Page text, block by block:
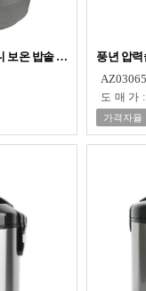
보온 밥솥 소형 전기 밥통 2
풍년 압
도매가 :
가격자율